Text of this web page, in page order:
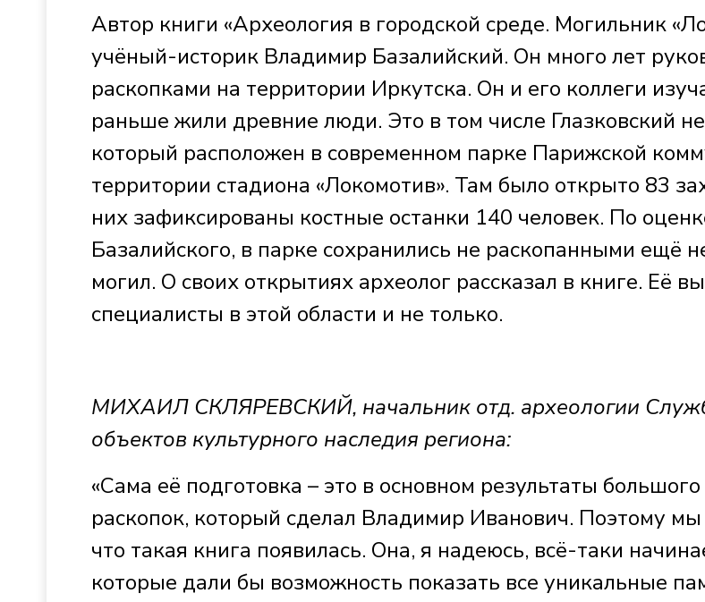
Автор книги «Археология в городской среде. Могильник
учёный-историк Владимир Базалийский. Он много лет
раскопками на территории Иркутска. Он и его коллеги
раньше жили древние люди. Это в том числе Глазковский
который расположен в современном парке Парижской
территории стадиона «Локомотив». Там было открыто 83
них зафиксированы костные останки 140 человек. По
Базалийского, в парке сохранились не раскопанными ещё
могил. О своих открытиях археолог рассказал в книге. Её
специалисты в этой области и не только.
МИХАИЛ СКЛЯРЕВСКИЙ, начальник отд. археологии
объектов культурного наследия региона:
«Сама её подготовка – это в основном результаты большого
раскопок, который сделал Владимир Иванович. Поэтому
что такая книга появилась. Она, я надеюсь, всё-таки
которые дали бы возможность показать все уникальные